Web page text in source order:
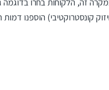
קונסטרוקטיבי) הוספנו